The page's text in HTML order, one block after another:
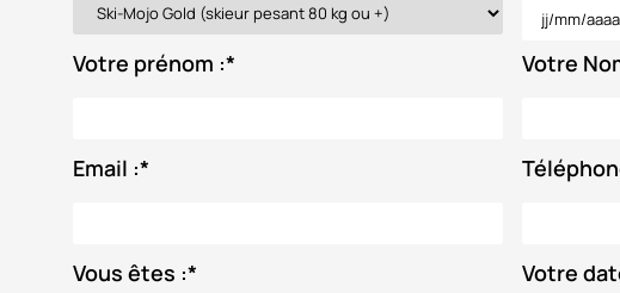
Votre prénom :* Votre
Email :*
Vous êtes :* Votre